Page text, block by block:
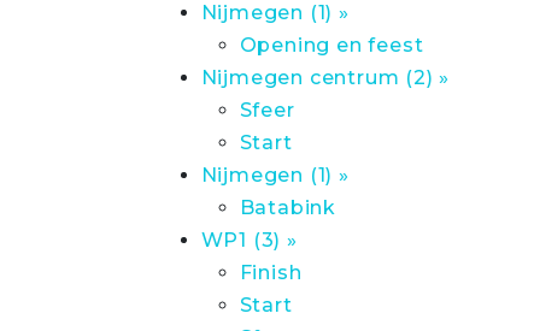
Nijmegen (1) »
Opening en feest
Nijmegen centrum (2) »
Sfeer
Start
Nijmegen (1) »
Batabink
WP1 (3) »
Finish
Start